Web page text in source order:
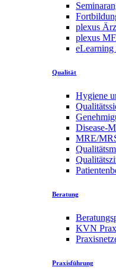
plexus
plexus
Qualität
Hygiene
Disease-
MRE/
Beratung
KVN
Praxisführung